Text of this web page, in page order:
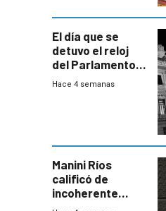
El día que se
detuvo el reloj
del Parlamento
para negociar
Hace 4 semanas
Manini Ríos
calificó de
incoherente
decisión de